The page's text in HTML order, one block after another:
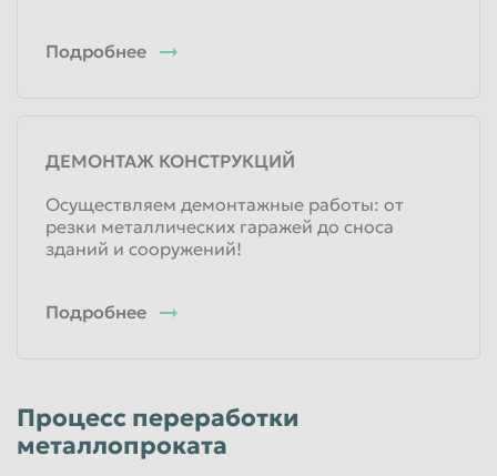
Подробнее
ДЕМОНТАЖ КОНСТРУКЦИЙ
Осуществляем демонтажные работы: от
резки металлических гаражей до сноса
зданий и сооружений!
Подробнее
Процесс переработки
металлопроката